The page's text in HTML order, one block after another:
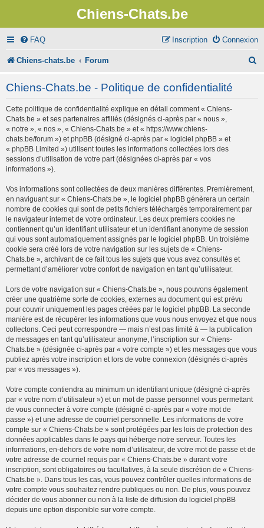
Chiens-Chats.be
FAQ Connexion
Inscription
Chiens-chats.be Forum
Chiens-Chats.be - Politique de confidentialité
Cette politique de confidentialité explique en détail comment « Chiens-
Chats.be » et ses partenaires affiliés (désignés ci-après par « nous »,
« notre », « nos », « Chiens-Chats.be » et « https://www.chiens-
chats.be/forum ») et phpBB (désigné ci-après par « logiciel phpBB » et
« phpBB Limited ») utilisent toutes les informations collectées lors des
sessions d’utilisation de votre part (désignées ci-après par « vos
informations »).
Vos informations sont collectées de deux manières différentes. Premièrement,
en naviguant sur « Chiens-Chats.be », le logiciel phpBB génèrera un certain
nombre de cookies qui sont de petits fichiers téléchargés temporairement par
le navigateur internet de votre ordinateur. Les deux premiers cookies ne
contiennent qu’un identifiant utilisateur et un identifiant anonyme de session
qui vous sont automatiquement assignés par le logiciel phpBB. Un troisième
cookie sera créé lors de votre navigation sur les sujets de « Chiens-
Chats.be », archivant de ce fait tous les sujets que vous avez consultés et
permettant d’améliorer votre confort de navigation en tant qu’utilisateur.
Lors de votre navigation sur « Chiens-Chats.be », nous pouvons également
créer une quatrième sorte de cookies, externes au document qui est prévu
pour couvrir uniquement les pages créées par le logiciel phpBB. La seconde
manière est de récupérer les informations que vous nous envoyez et que nous
collectons. Ceci peut correspondre — mais n’est pas limité à — la publication
de messages en tant qu’utilisateur anonyme, l’inscription sur « Chiens-
Chats.be » (désignée ci-après par « votre compte ») et les messages que vous
publiez après votre inscription et lors de votre connexion (désignés ci-après
par « vos messages »).
Votre compte contiendra au minimum un identifiant unique (désigné ci-après
par « votre nom d’utilisateur ») et un mot de passe personnel vous permettant
de vous connecter à votre compte (désigné ci-après par « votre mot de
passe ») et une adresse de courriel personnelle. Les informations de votre
compte sur « Chiens-Chats.be » sont protégées par les lois de protection des
données applicables dans le pays qui héberge notre serveur. Toutes les
informations, en-dehors de votre nom d’utilisateur, de votre mot de passe et de
votre adresse de courriel requis par « Chiens-Chats.be » durant votre
inscription, sont obligatoires ou facultatives, à la seule discrétion de « Chiens-
Chats.be ». Dans tous les cas, vous pouvez contrôler quelles informations de
votre compte vous souhaitez rendre publiques ou non. De plus, vous pouvez
décider de vous abonner ou non à la liste de diffusion du logiciel phpBB
depuis une option disponible sur votre compte.